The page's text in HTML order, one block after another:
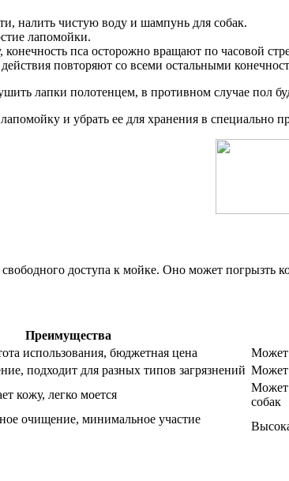
налить чистую воду и шампунь для собак.
лапомойки.
пса осторожно вращают по часовой
повторяют со всеми остальными
лапки полотенцем, в противном случае пол
и убрать ее для хранения в специально
доступа к мойке. Оно может погрызть
Преимущества
использования, бюджетная цена
Может
подходит для разных типов загрязнений Может
кожу, легко моется
Может
собак
очищение, минимальное участие